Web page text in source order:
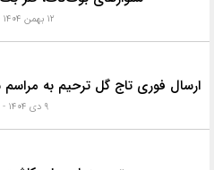
۱۲ بهمن ۱۴۰۴ - ۲۱:۴۴
۹ دی ۱۴۰۴ - ۲۰:۵۱